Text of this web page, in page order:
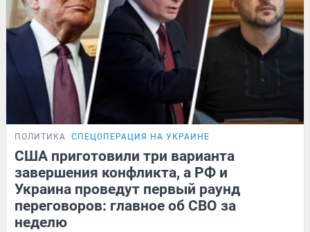
ПОЛИТИКА СПЕЦОПЕРАЦИЯ НА УКРАИНЕ
США приготовили три варианта
завершения конфликта, а РФ и
Украина проведут первый раунд
переговоров: главное об СВО за
неделю